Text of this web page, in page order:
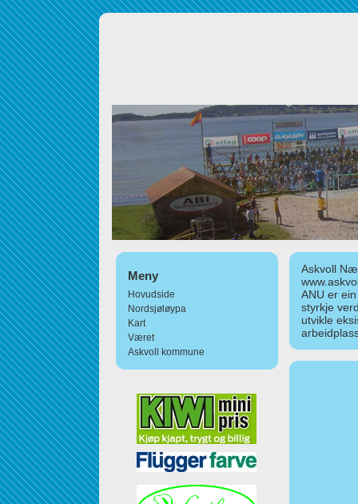
Meny
Hovudside
Nordsjøløypa
Kart
Været
Askvoll kommune
Askvoll
ANU er
styrkje
utvikle